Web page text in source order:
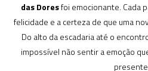
das Doresfoi emocionante. Cada
felicidade e a certeza de que uma
Do alto da escadaria até o
impossível não sentir a emoção